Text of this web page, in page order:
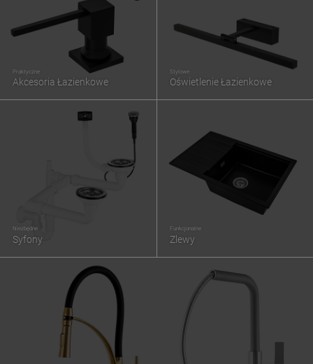
Praktyczne
Akcesoria Łazienkowe
Stylowe
Oświetlenie Łazienkowe
Niezbędne
Syfony
Funkcjonalne
Zlewy